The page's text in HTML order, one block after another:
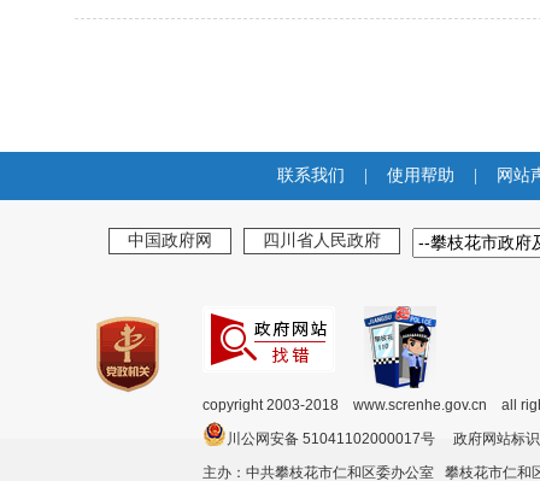
联系我们 使用帮助 网站
中国政府网 四川省人民政府
copyright 2003-2018 www.screnhe.gov.cn all
川公网安备 51041102000017号 政府网站
主办：中共攀枝花市仁和区委办公室 攀枝花市仁